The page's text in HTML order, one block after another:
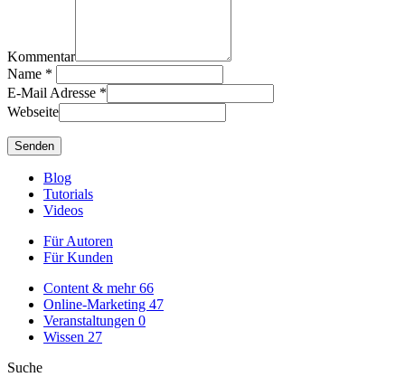
Kommentar
Name *
E-Mail Adresse *
Webseite
Blog
Tutorials
Videos
Für Autoren
Für Kunden
Content & mehr66
Online-Marketing 47
Veranstaltungen 0
Wissen 27
Suche